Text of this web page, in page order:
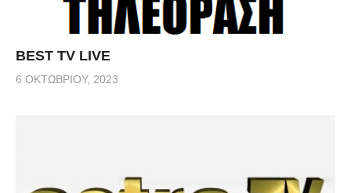
BEST TV LIVE
6 ΟΚΤΩΒΡΊΟΥ, 2023